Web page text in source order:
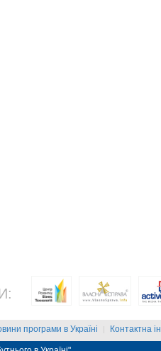
програми в Україні | Контактна